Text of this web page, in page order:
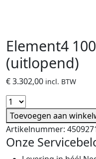
Element4
(uitlopend)
€3.302,00 incl. BTW
Toevoegen aan
Artikelnummer:
Onze